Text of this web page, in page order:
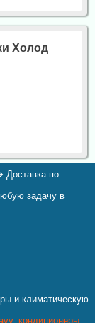
Холод
Доставка по
задачу в
и климатическую
, кондиционеры